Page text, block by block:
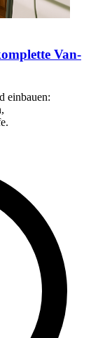
Van-
einbauen: